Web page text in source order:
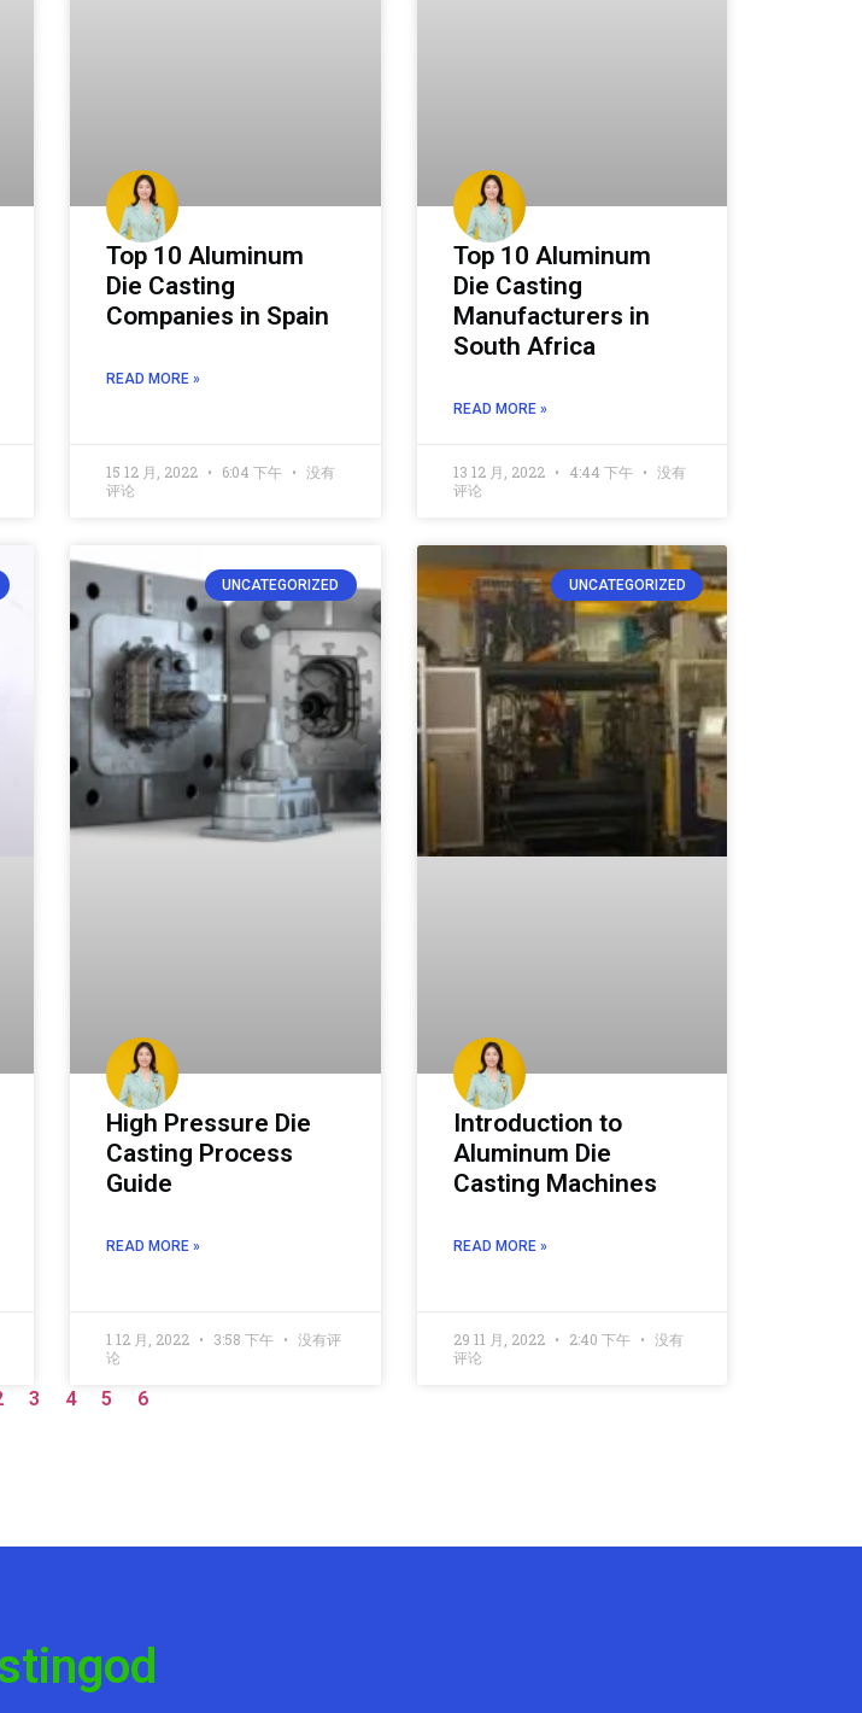
Top 10 Aluminum
Die Casting
Companies in Spain
READ MORE »
15 12 月, 2022 6:04 下午
没有
评论
Top 10 Aluminum
Die Casting
Manufacturers in
South Africa
READ MORE »
13 12 月, 2022 4:44 下午
没有
评论
UNCATEGORIZED
High Pressure Die
Casting Process
Guide
READ MORE »
1 12 月, 2022 3:58 下午
没有评
论
UNCATEGORIZED
Introduction to
Aluminum Die
Casting Machines
READ MORE »
29 11 月, 2022 2:40 下午
没有
评论
3 4 5 6